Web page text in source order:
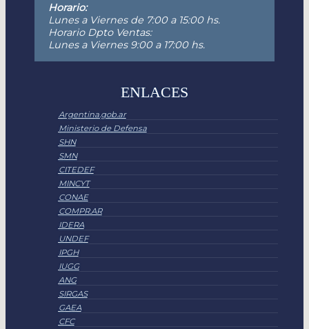
Horario:
Lunes a Viernes de 7:00 a 15:00 hs.
Horario Dpto Ventas:
Lunes a Viernes 9:00 a 17:00 hs.
ENLACES
Argentina.gob.ar
Ministerio de Defensa
SHN
SMN
CITEDEF
MINCYT
CONAE
COMPR.AR
IDERA
UNDEF
IPGH
IUGG
ANG
SIRGAS
GAEA
CFC